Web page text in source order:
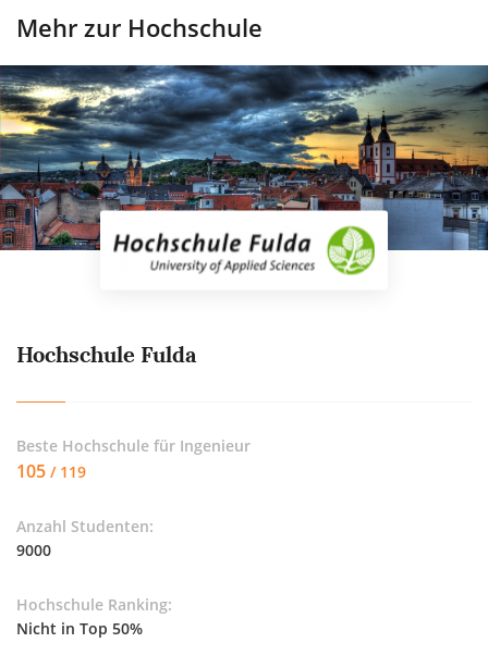
Mehr zur Hochschule
Hochschule Fulda
Beste Hochschule für Ingenieur
105 / 119
Anzahl Studenten:
9000
Hochschule Ranking:
Nicht in Top 50%